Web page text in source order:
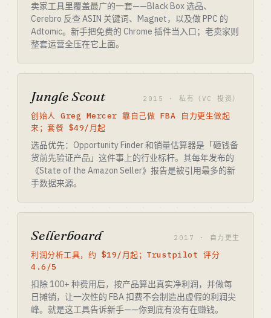
卖家工具里覆盖最广的一套——Black Box 选品、
Cerebro 反查 ASIN 关键词、Magnet，以及做 PPC 的
Adtomic。新手把免费的 Chrome 插件当入口；老卖家则
整套运营全压在它上面。
Jungle Scout 2015 · 私有（VC 投资）
创始人 Greg Mercer 靠自己做 FBA 自力更生做起
来；套餐 $49/月起
选品优先：Opportunity Finder 和销量估算器是「砸钱备
货前先验证产品」这件事上的行业标杆。其每年发布的
《State of the Amazon Seller》报告是被引用最多的新
手数据来源。
Sellerboard 2017 · 自力更生
利润分析工具，约 $19/月起；Trustpilot 评分
4.6/5
扣除 100+ 种费用后，按产品算出真实净利润，并做每
日摊销，让一次性的 FBA 扣费不会制造出虚假的利润尖
峰。就是这工具告诉新手——你到底有没有在赚钱。